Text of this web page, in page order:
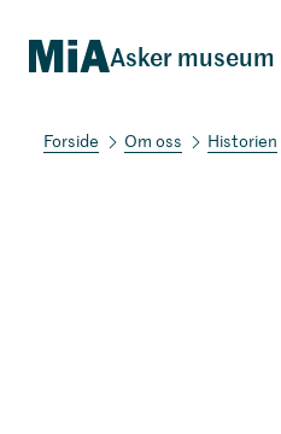
Asker museum
Om oss Historien